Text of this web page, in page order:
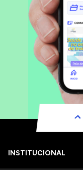
INSTITUCIONAL